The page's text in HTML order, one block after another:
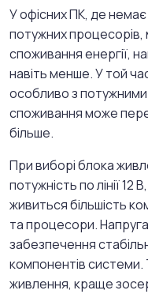
У офісних ПК, де
потужних процесорів,
споживання енергії,
навіть менше. У той
особливо з
споживання може
більше.
При виборі блока
потужність по лінії 12
живиться більшість
та процесори.
забезпечення
компонентів
живлення, краще